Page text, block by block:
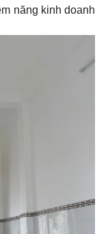
năng kinh doanh